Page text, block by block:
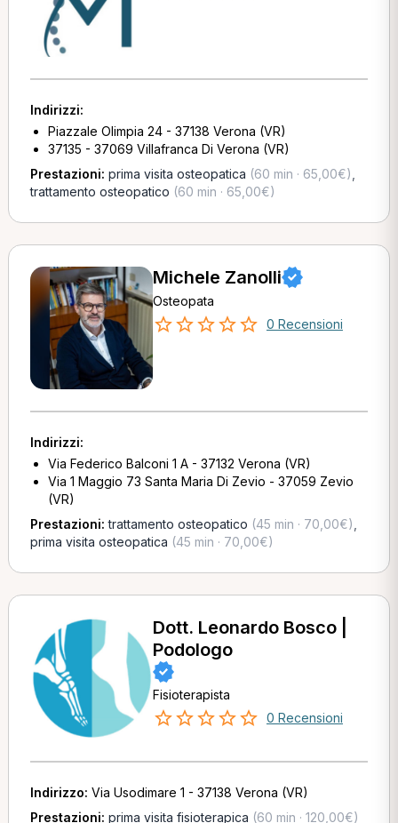
Indirizzi:
Piazzale Olimpia 24 - 37138 Verona (VR)
37135 - 37069 Villafranca Di Verona (VR)
Prestazioni: prima visita osteopatica (60 min · 65,00€)
trattamento osteopatico (60 min · 65,00€)
Michele Zanolli
Osteopata
0 Recensioni
Indirizzi:
Via Federico Balconi 1 A - 37132 Verona (VR)
Via 1 Maggio 73 Santa Maria Di Zevio - 37059 Zevio
(VR)
Prestazioni:trattamento osteopatico (45 min · 70,00€)
prima visita osteopatica (45 min · 70,00€)
Dott. Leonardo Bosco |
Podologo
Fisioterapista
0 Recensioni
Indirizzo: Via Usodimare 1 - 37138 Verona (VR)
Prestazioni: prima visita fisioterapica (60 min · 120,00€)